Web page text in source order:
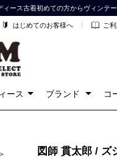
ィース古着初めての方からヴィンテ
はじめてのお客様へ ご
ース ブランド コ
図師 貫太郎 /